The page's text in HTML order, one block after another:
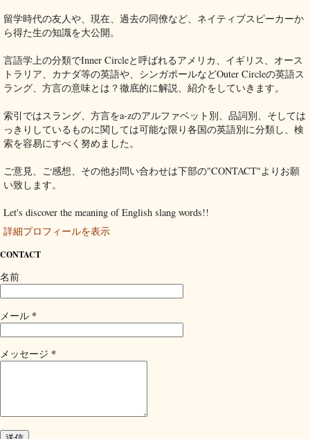
留学時代の友人や、現在、過去の同僚など、ネイティブスピーカーか
ら得た生の知識を大公開。
言語学上の分類でInner Circleと呼ばれるアメリカ、イギリス、オース
トラリア、カナダ等の英語や、シンガポールなどOuter Circleの英語ス
ラング、方言の意味とは？徹底的に解説、紹介をしていきます。
索引ではスラング、方言をa-zのアルファベット別、品詞別、そしては
っきりしているものに関しては可能な限り各国の英語別に分類し、検
索を容易にすべく努めました。
ご意見、ご感想、その他お問い合わせは下部の"CONTACT"よりお願
い致します。
Let's discover the meaning of English slang words!!
詳細プロフィールを表示
CONTACT
名前
メール *
メッセージ *